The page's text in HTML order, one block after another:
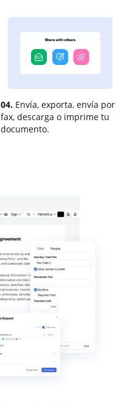
04. Envía, exporta, envía por
fax, descarga o imprime tu
documento.